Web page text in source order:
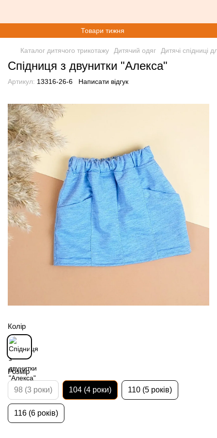
Товари тижня
Каталог дитячого трикотажу Дитячий одяг Дитячі спідниці
Спідниця з двунитки "Алекса"
Артикул: 13316-26-6 Написати відгук
Колір
Розмір
98 (3 роки) 104 (4 роки) 110 (5 років)
116 (6 років)